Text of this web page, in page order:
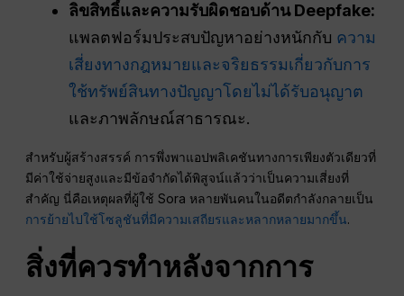
ลิขสิทธิ์และความรับผิดชอบด้าน Deepfake:
แพลตฟอร์มประสบปัญหาอย่างหนักกับ ความ
เสี่ยงทางกฎหมายและจริยธรรมเกี่ยวกับการ
ใช้ทรัพย์สินทางปัญญาโดยไม่ได้รับอนุญาต
และภาพลักษณ์สาธารณะ.
สำหรับผู้สร้างสรรค์ การพึ่งพาแอปพลิเคชันทางการเพียงตัวเดียวที่
มีค่าใช้จ่ายสูงและมีข้อจำกัดได้พิสูจน์แล้วว่าเป็นความเสี่ยงที่
สำคัญ นี่คือเหตุผลที่ผู้ใช้ Sora หลายพันคนในอดีตกำลังกลายเป็น
การย้ายไปใช้โซลูชันที่มีความเสถียรและหลากหลายมากขึ้น.
สิ่งที่ควรทำหลังจากการ